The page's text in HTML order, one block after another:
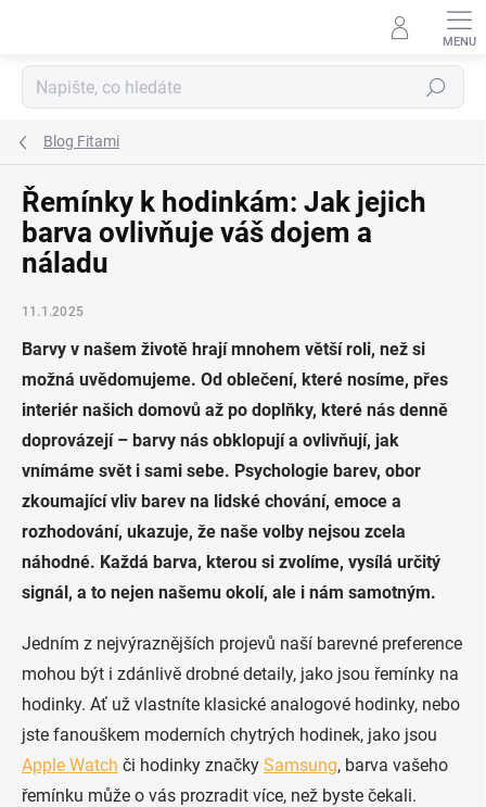
Hledat
Blog Fitami
Řemínky k hodinkám: Jak jejich
barva ovlivňuje váš dojem a
náladu
11.1.2025
Barvy v našem životě hrají mnohem větší roli, než si
možná uvědomujeme. Od oblečení, které nosíme, přes
interiér našich domovů až po doplňky, které nás denně
doprovázejí – barvy nás obklopují a ovlivňují, jak
vnímáme svět i sami sebe. Psychologie barev, obor
zkoumající vliv barev na lidské chování, emoce a
rozhodování, ukazuje, že naše volby nejsou zcela
náhodné. Každá barva, kterou si zvolíme, vysílá určitý
signál, a to nejen našemu okolí, ale i nám samotným.
Jedním z nejvýraznějších projevů naší barevné preference
mohou být i zdánlivě drobné detaily, jako jsou řemínky na
hodinky. Ať už vlastníte klasické analogové hodinky, nebo
jste fanouškem moderních chytrých hodinek, jako jsou
Apple Watch či hodinky značky Samsung, barva vašeho
řemínku může o vás prozradit více, než byste čekali.